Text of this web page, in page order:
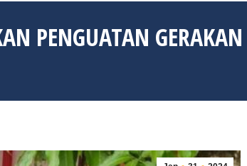
PENGUATAN GERAKAN